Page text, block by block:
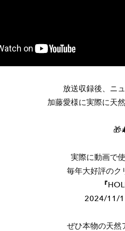
放送収録後、ニ
加藤愛様に実際に天
実際に動画で
毎年大好評のク
『
2024/11/
ぜひ本物の天然